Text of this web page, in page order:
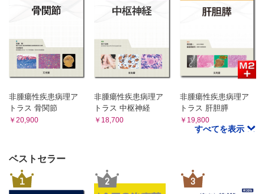
非腫瘍性疾患病理ア
トラス 骨関節
￥20,900
非腫瘍性疾患病理ア
トラス 中枢神経
￥18,700
非腫瘍性疾患病理ア
トラス 肝胆膵
￥19,800
すべてを表示
ベストセラー
1 2 3